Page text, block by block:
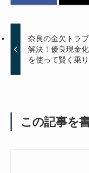
奈良の金欠トラ
解決！優良現金
を使って賢く乗
この記事を